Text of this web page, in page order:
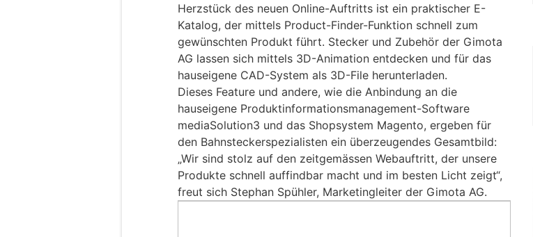
Herzstück des neuen Online-Auftritts ist ein praktischer E-
Katalog, der mittels Product-Finder-Funktion schnell zum
gewünschten Produkt führt. Stecker und Zubehör der Gimota
AG lassen sich mittels 3D-Animation entdecken und für das
hauseigene CAD-System als 3D-File herunterladen.
Dieses Feature und andere, wie die Anbindung an die
hauseigene Produktinformationsmanagement-Software
mediaSolution3 und das Shopsystem Magento, ergeben für
den Bahnsteckerspezialisten ein überzeugendes Gesamtbild:
„Wir sind stolz auf den zeitgemässen Webauftritt, der unsere
Produkte schnell auffindbar macht und im besten Licht zeigt“,
freut sich Stephan Spühler, Marketingleiter der Gimota AG.